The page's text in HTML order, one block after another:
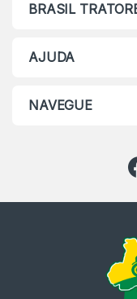
BRASIL
AJUDA
NAVEGUE